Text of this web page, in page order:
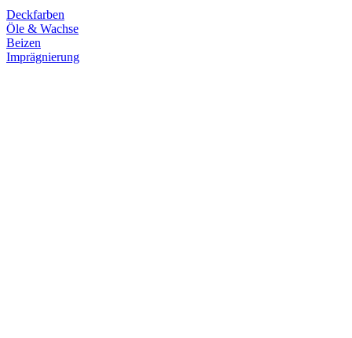
Deckfarben
Öle & Wachse
Beizen
Imprägnierung